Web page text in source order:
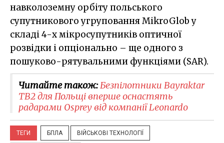
навколоземну орбіту польського
супутникового угруповання MikroGlob у
складі 4-х мікросупутників оптичної
розвідки і опціонально – ще одного з
пошуково-рятувальними функціями (SAR).
Читайте також:Безпілотники Bayraktar
TB2 для Польщі вперше оснастять
радарами Osprey від компанії Leonardo
ТЕГИ БПЛА ВІЙСЬКОВІ ТЕХНОЛОГІЇ